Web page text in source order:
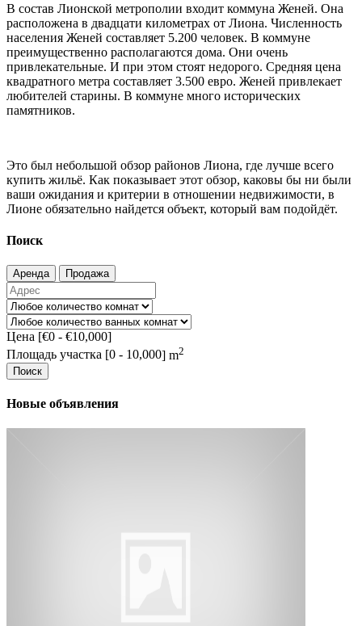
В состав Лионской метрополии входит коммуна Женей. Она
расположена в двадцати километрах от Лиона. Численность
населения Женей составляет 5.200 человек. В коммуне
преимущественно располагаются дома. Они очень
привлекательные. И при этом стоят недорого. Средняя цена
квадратного метра составляет 3.500 евро. Женей привлекает
любителей старины. В коммуне много исторических
памятников.
Это был небольшой обзор районов Лиона, где лучше всего
купить жильё. Как показывает этот обзор, каковы бы ни были
ваши ожидания и критерии в отношении недвижимости, в
Лионе обязательно найдется объект, который вам подойдёт.
Поиск
Аренда Продажа
Цена [€0 - €10,000]
Площадь участка [0 - 10,000] m2
Поиск
Новые объявления